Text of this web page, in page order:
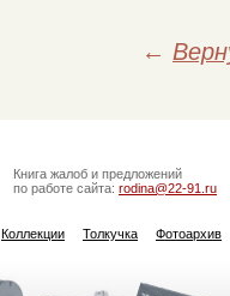
←
Книга жалоб и предложений
по работе сайта: rodina@22-91.ru
Коллекции Толкучка Фотоархив